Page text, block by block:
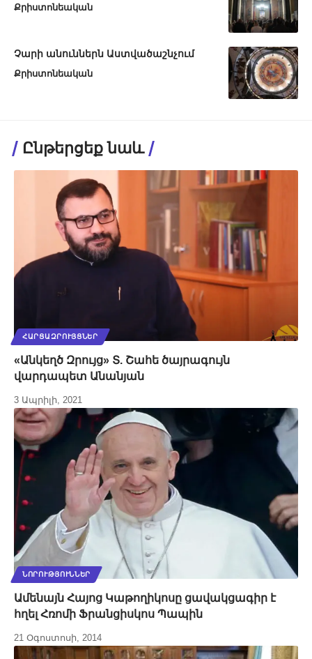
Քրիստոնեական
Չարի անուններն Աստվածաշնչում
Քրիստոնեական
Ընթերցեք նաև
ՀԱՐՑԱԶՐՈՒՅՑՆԵՐ
«Անկեղծ Զրույց» Տ. Շահե ծայրագույն
վարդապետ Անանյան
3 Ապրիլի, 2021
ՆՈՐՈՒԹՅՈՒՆՆԵՐ
Ամենայն Հայոց Կաթողիկոսը ցավակցագիր է
հղել Հռոմի Ֆրանցիսկոս Պապին
21 Օգոստոսի, 2014